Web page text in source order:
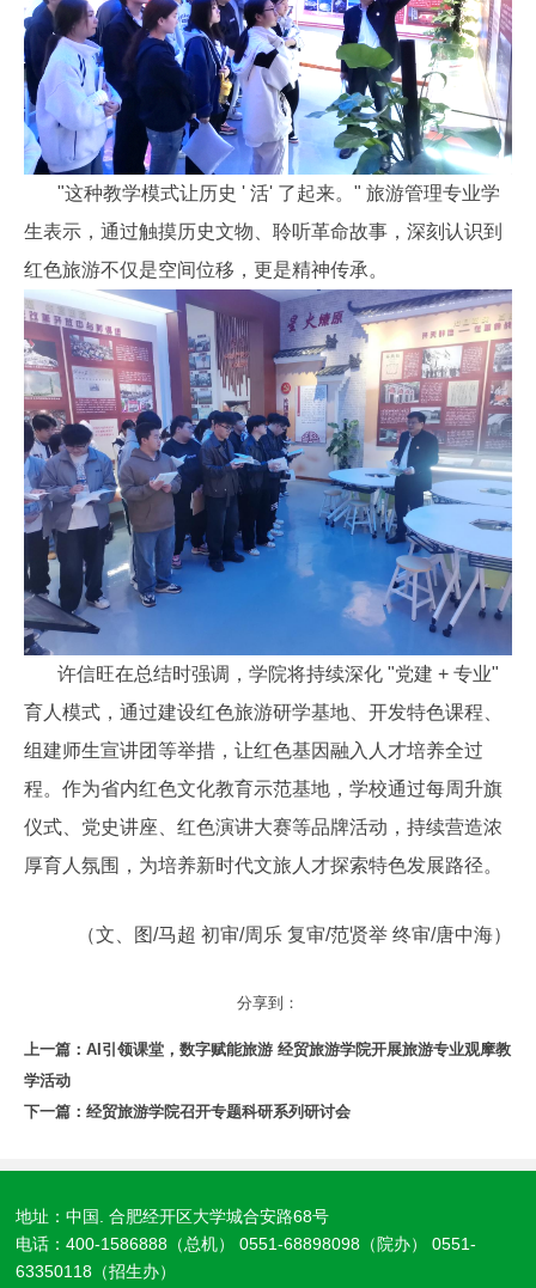
"这种教学模式让历史 ' 活' 了起来。" 旅游管理专业学
生表示，通过触摸历史文物、聆听革命故事，深刻认识到
红色旅游不仅是空间位移，更是精神传承。
许信旺在总结时强调，学院将持续深化 "党建 + 专业"
育人模式，通过建设红色旅游研学基地、开发特色课程、
组建师生宣讲团等举措，让红色基因融入人才培养全过
程。作为省内红色文化教育示范基地，学校通过每周升旗
仪式、党史讲座、红色演讲大赛等品牌活动，持续营造浓
厚育人氛围，为培养新时代文旅人才探索特色发展路径。
（文、图/马超 初审/周乐 复审/范贤举 终审/唐中海）
分享到：
上一篇： AI引领课堂，数字赋能旅游 经贸旅游学院开展旅游专业观摩教
学活动
下一篇： 经贸旅游学院召开专题科研系列研讨会
地址：中国. 合肥经开区大学城合安路68号
电话：400-1586888（总机） 0551-68898098（院办） 0551-
63350118（招生办）